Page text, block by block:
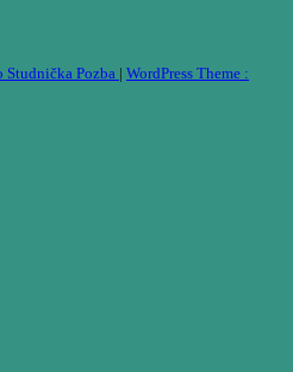
Studnička Pozba
WordPress Theme :